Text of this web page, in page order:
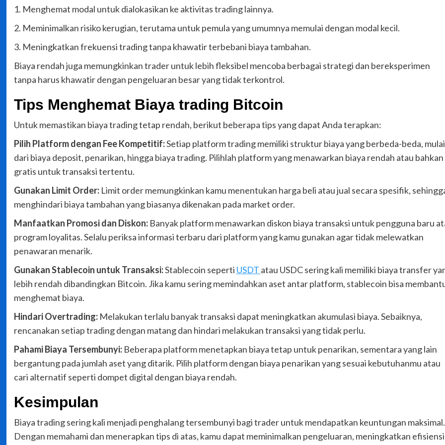
1. Menghemat modal untuk dialokasikan ke aktivitas trading lainnya.
2. Meminimalkan risiko kerugian, terutama untuk pemula yang umumnya memulai dengan modal kecil.
3. Meningkatkan frekuensi trading tanpa khawatir terbebani biaya tambahan.
Biaya rendah juga memungkinkan trader untuk lebih fleksibel mencoba berbagai strategi dan bereksperimen
tanpa harus khawatir dengan pengeluaran besar yang tidak terkontrol.
Tips Menghemat Biaya trading Bitcoin
Untuk memastikan biaya trading tetap rendah, berikut beberapa tips yang dapat Anda terapkan:
Pilih Platform dengan Fee Kompetitif:Setiap platform trading memiliki struktur biaya yang berbeda-beda, mulai
dari biaya deposit, penarikan, hingga biaya trading. Pilihlah platform yang menawarkan biaya rendah atau bahkan
gratis untuk transaksi tertentu.
Gunakan Limit Order:Limit order memungkinkan kamu menentukan harga beli atau jual secara spesifik,
menghindari biaya tambahan yang biasanya dikenakan pada market order.
Manfaatkan Promosi dan Diskon: Banyak platform menawarkan diskon biaya transaksi untuk pengguna baru
program loyalitas. Selalu periksa informasi terbaru dari platform yang kamu gunakan agar tidak melewatkan
penawaran menarik.
Gunakan Stablecoin untuk Transaksi:Stablecoin seperti USDT atau USDC sering kali memiliki biaya transfer
lebih rendah dibandingkan Bitcoin. Jika kamu sering memindahkan aset antar platform, stablecoin bisa
menghemat biaya.
Hindari Overtrading: Melakukan terlalu banyak transaksi dapat meningkatkan akumulasi biaya. Sebaiknya,
rencanakan setiap trading dengan matang dan hindari melakukan transaksi yang tidak perlu.
Pahami Biaya Tersembunyi: Beberapa platform menetapkan biaya tetap untuk penarikan, sementara yang lain
bergantung pada jumlah aset yang ditarik. Pilih platform dengan biaya penarikan yang sesuai kebutuhanmu atau
cari alternatif seperti dompet digital dengan biaya rendah.
Kesimpulan
Biaya trading sering kali menjadi penghalang tersembunyi bagi trader untuk mendapatkan keuntungan maksimal.
Dengan memahami dan menerapkan tips di atas, kamu dapat meminimalkan pengeluaran, meningkatkan efisiensi